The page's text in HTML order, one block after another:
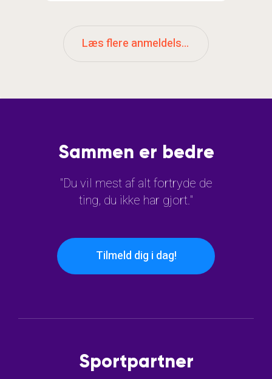
Læs flere anmeldelser
Sammen er bedre
"Du vil mest af alt fortryde de
ting, du ikke har gjort."
Tilmeld dig i dag!
Sportpartner